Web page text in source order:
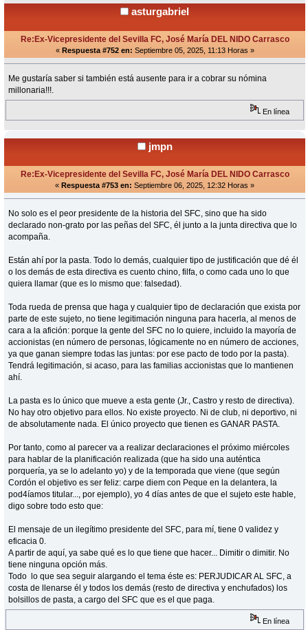
asturgabriel
Re:Ex-Vicepresidente del Sevilla FC, José María DEL NIDO Carrasco
« Respuesta #752 en: Septiembre 05, 2025, 11:13 Horas »
Me gustaría saber si también está ausente para ir a cobrar su nómina
millonaria!!!.
En línea
jmpn
Re:Ex-Vicepresidente del Sevilla FC, José María DEL NIDO Carrasco
« Respuesta #753 en: Septiembre 06, 2025, 12:32 Horas »
No solo es el peor presidente de la historia del SFC, sino que ha sido
declarado non-grato por las peñas del SFC, él junto a la junta directiva que lo
acompaña.
Están ahí por la pasta. Todo lo demás, cualquier tipo de justificación que dé él
o los demás de esta directiva es cuento chino, filfa, o como cada uno lo que
quiera llamar (que es lo mismo que: falsedad).
Toda rueda de prensa que haga y cualquier tipo de declaración que exista por
parte de este sujeto, no tiene legitimación ninguna para hacerla, al menos de
cara a la afición: porque la gente del SFC no lo quiere, incluido la mayoría de
accionistas (en número de personas, lógicamente no en número de acciones,
ya que ganan siempre todas las juntas: por ese pacto de todo por la pasta).
Tendrá legitimación, si acaso, para las familias accionistas que lo mantienen
ahí.
La pasta es lo único que mueve a esta gente (Jr., Castro y resto de directiva).
No hay otro objetivo para ellos. No existe proyecto. Ni de club, ni deportivo, ni
de absolutamente nada. El único proyecto que tienen es GANAR PASTA.
Por tanto, como al parecer va a realizar declaraciones el próximo miércoles
para hablar de la planificación realizada (que ha sido una auténtica
porquería, ya se lo adelanto yo) y de la temporada que viene (que según
Cordón el objetivo es ser feliz: carpe diem con Peque en la delantera, la
pod4íamos titular..., por ejemplo), yo 4 días antes de que el sujeto este hable,
digo sobre todo esto que:
El mensaje de un ilegítimo presidente del SFC, para mí, tiene 0 validez y
eficacia 0.
A partir de aquí, ya sabe qué es lo que tiene que hacer... Dimitir o dimitir. No
tiene ninguna opción más.
Todo lo que sea seguir alargando el tema éste es: PERJUDICAR AL SFC, a
costa de llenarse él y todos los demás (resto de directiva y enchufados) los
bolsillos de pasta, a cargo del SFC que es el que paga.
En línea